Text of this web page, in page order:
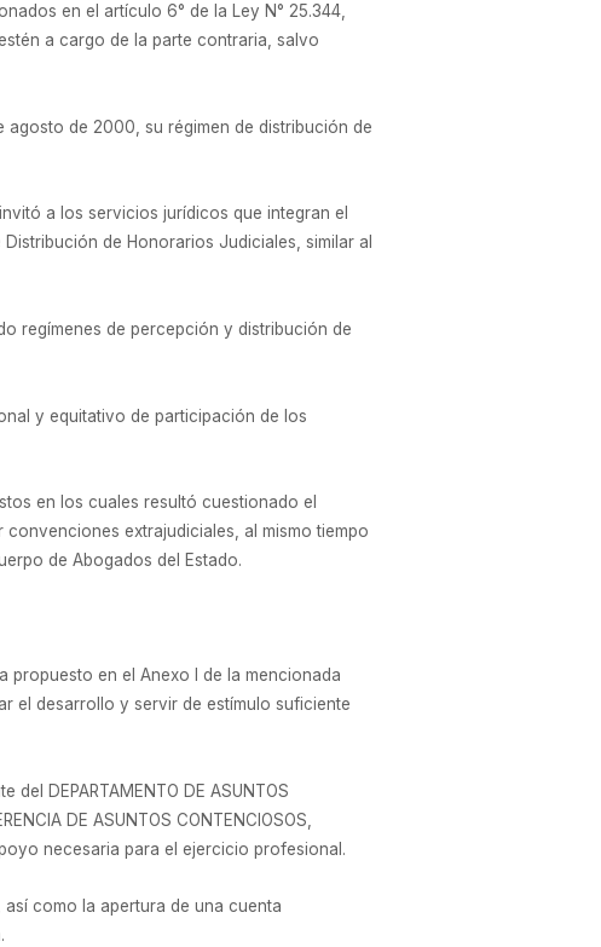
en el artículo 6° de la Ley N° 25.344,
a cargo de la parte contraria, salvo
agosto de 2000, su régimen de distribución de
a los servicios jurídicos que integran el
de Honorarios Judiciales, similar al
regímenes de percepción y distribución de
y equitativo de participación de los
en los cuales resultó cuestionado el
extrajudiciales, al mismo tiempo
de Abogados del Estado.
propuesto en el Anexo I de la mencionada
el desarrollo y servir de estímulo suficiente
DEPARTAMENTO DE ASUNTOS
DE ASUNTOS CONTENCIOSOS,
necesaria para el ejercicio profesional.
como la apertura de una cuenta